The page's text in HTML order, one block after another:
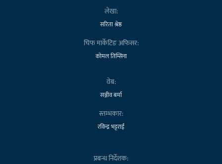
लेखा:
सरिता श्रेष्ठ
चिफ मार्केटिङ अफिसर:
कोमल तिम्सिना
वेब:
सञ्जीव बर्मा
स्तम्भकार:
रविन्द्र भट्टराई
प्रबन्ध निर्देशक: